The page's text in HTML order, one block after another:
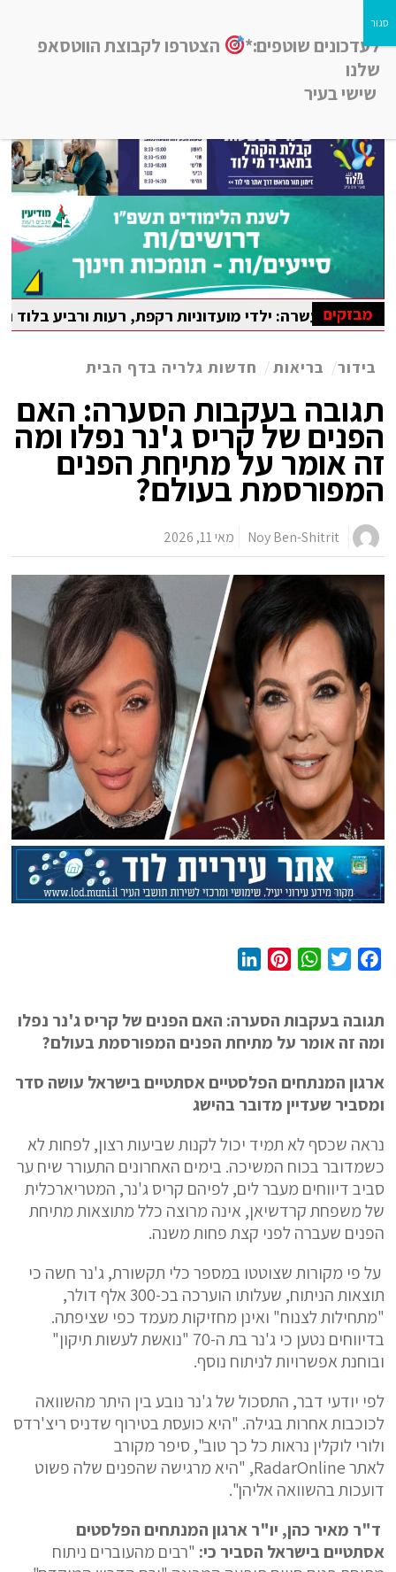
חדשות רמלה לוד, חדשות רחובות, חדשות נס-ציונה והסביבה
מבזקים
ילדי מועדוניות רקפת, רעות ורביע בלוד נהנו מקייטנת
בידור/ בריאות/ חדשות גלריה בדף הבית
תגובה בעקבות הסערה: האם
הפנים של קריס ג'נר נפלו ומה
זה אומר על מתיחת הפנים
המפורסמת בעולם?
Noy Ben-Shitrit מאי 11, 2026
e
b
o
t
t
e
r
W
t
s
p
p
t
e
e
t
k
e
תגובה בעקבות הסערה: האם הפנים של קריס ג'נר נפלו
ומה זה אומר על מתיחת הפנים המפורסמת בעולם?
ארגון המנתחים הפלסטיים אסתטיים בישראל עושה סדר
ומסביר שעדיין מדובר בהישג
נראה שכסף לא תמיד יכול לקנות שביעות רצון, לפחות לא
כשמדובר בכוח המשיכה. בימים האחרונים התעורר שיח ער
סביב דיווחים מעבר לים, לפיהם קריס ג'נר, המטריארכלית
של משפחת קרדשיאן, אינה מרוצה כלל מתוצאות מתיחת
הפנים שעברה לפני קצת פחות משנה.
על פי מקורות שצוטטו במספר כלי תקשורת, ג'נר חשה כי
תוצאות הניתוח, שעלותו הוערכה בכ-300 אלף דולר,
"מתחילות לצנוח" ואינן מחזיקות מעמד כפי שציפתה.
בדיווחים נטען כי ג'נר בת ה-70 "נואשת לעשות תיקון"
ובוחנת אפשרויות לניתוח נוסף.
לפי יודעי דבר, התסכול של ג'נר נובע בין היתר מהשוואה
לכוכבות אחרות בגילה. "היא כועסת בטירוף שדניס ריצ'רדס
ולורי לוקלין נראות כל כך טוב", סיפר מקורב
לאתר RadarOnline, "היא מרגישה שהפנים שלה פשוט
דועכות בהשוואה אליהן".
ד"ר מאיר כהן, יו"ר ארגון המנתחים הפלסטים
אסתטיים בישראל הסביר כי: "רבים מהעוברים ניתוח
לעדכונים שוטפים:*
הצטרפו לקבוצת הווטסאפ
שלנו
שישי בעיר